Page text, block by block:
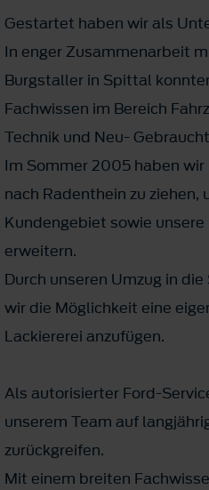
Gestartet haben wir als
In enger Zusammenarbeit
Burgstaller in Spittal
Fachwissen im Bereich
Technik und Neu-
Im Sommer 2005 haben
nach Radenthein zu ziehen,
Kundengebiet sowie unsere
erweitern.
Durch unseren Umzug in
wir die Möglichkeit eine
Lackiererei anzufügen.
Als autorisierter Ford-
unserem Team auf
zurückgreifen.
Mit einem breiten